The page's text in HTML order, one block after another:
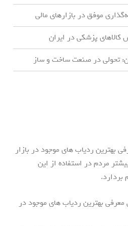
موفق در بازارهای مالی
کالاهای پزشکی در ایران
تحولی در صنعت ساخت و ساز
بهترین ردیاب های موجود در بازار
مردم در استفاده از این
بردارد.